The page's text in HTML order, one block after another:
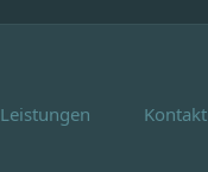
Leistungen Kontakt